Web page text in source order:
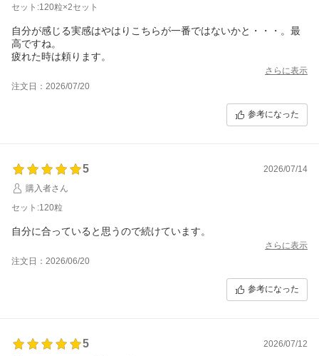
セット:120粒×2セット
自分が感じる実感はやはりこちらが一番ではないかと・・・。最
高ですね。
疲れた時は頼ります。
さらに表示
注文日：2026/07/20
参考になった
5
2026/07/14
購入者さん
セット:120粒
自分に合っていると思うので続けています。
さらに表示
注文日：2026/06/20
参考になった
5
2026/07/12